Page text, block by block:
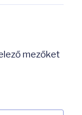
mezőket